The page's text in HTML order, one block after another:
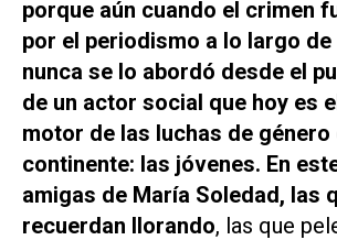
porque aún cuando el crimen
por el periodismo a lo largo de
nunca se lo abordó desde el
de un actor social que hoy es
motor de las luchas de género
continente: las jóvenes. En
amigas de María Soledad, las
recuerdan llorando, las que